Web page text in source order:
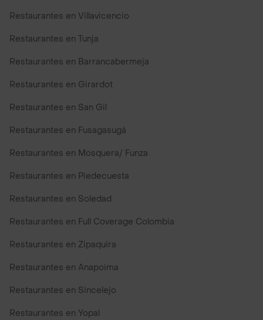
Restaurantes en Villavicencio
Restaurantes en Tunja
Restaurantes en Barrancabermeja
Restaurantes en Girardot
Restaurantes en San Gil
Restaurantes en Fusagasugá
Restaurantes en Mosquera/ Funza
Restaurantes en Piedecuesta
Restaurantes en Soledad
Restaurantes en Full Coverage Colombia
Restaurantes en Zipaquira
Restaurantes en Anapoima
Restaurantes en Sincelejo
Restaurantes en Yopal